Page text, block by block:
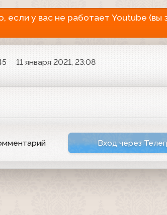
у вас не работает Youtube (вы
11 января 2021, 23:08
Вход через